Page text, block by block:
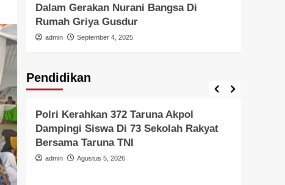
Dalam Gerakan Nurani Bangsa Di
Rumah Griya Gusdur
admin September 4, 2025
Pendidikan
Pendidikan
Polri Kerahkan 372 Taruna Akpol
Dampingi Siswa Di 73 Sekolah Rakyat
Bersama Taruna TNI
admin Agustus 5, 2026